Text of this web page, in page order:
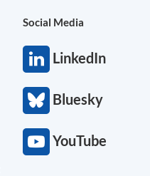
Social Media
LinkedIn
Bluesky
YouTube